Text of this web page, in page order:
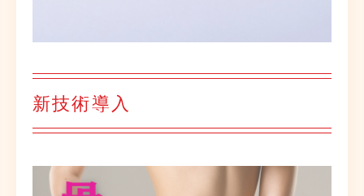
新技術導入